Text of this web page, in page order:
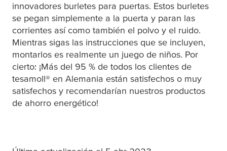
innovadores burletes para puertas. Estos burletes
se pegan simplemente a la puerta y paran las
corrientes así como también el polvo y el ruido.
Mientras sigas las instrucciones que se incluyen,
montarlos es realmente un juego de niños. Por
cierto: ¡Más del 95 % de todos los clientes de
tesamoll® en Alemania están satisfechos o muy
satisfechos y recomendarían nuestros productos
de ahorro energético!